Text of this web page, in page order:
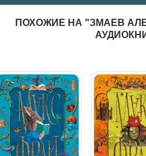
ПОХОЖИЕ НА "ЗМАЕВ